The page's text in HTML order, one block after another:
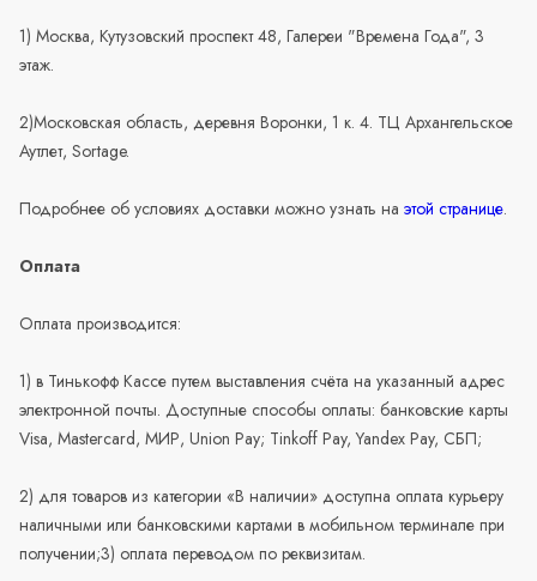
1) Москва, Кутузовский проспект 48, Галереи "Времена Года", 3
этаж.
2)Московская область, деревня Воронки, 1 к. 4. ТЦ Архангельское
Аутлет, Sortage.
Подробнее об условиях доставки можно узнать на этой странице.
Оплата
Оплата производится:
1) в Тинькофф Кассе путем выставления счёта на указанный адрес
электронной почты. Доступные способы оплаты: банковские карты
Visa, Mastercard, МИР, Union Pay; Tinkoff Pay, Yandex Pay, СБП;
2) для товаров из категории «В наличии» доступна оплата курьеру
наличными или банковскими картами в мобильном терминале при
получении;3) оплата переводом по реквизитам.